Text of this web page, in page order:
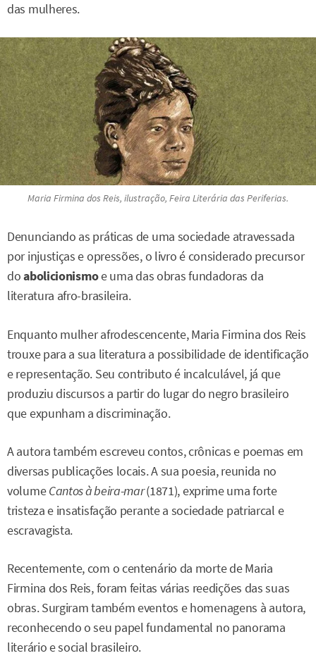
das mulheres.
Maria Firmina dos Reis, ilustração, Feira Literária das Periferias.
Denunciando as práticas de uma sociedade atravessada
por injustiças e opressões, o livro é considerado precursor
doabolicionismoe uma das obras fundadoras da
literatura afro-brasileira.
Enquanto mulher afrodescencente, Maria Firmina dos Reis
trouxe para a sua literatura a possibilidade de identificação
e representação. Seu contributo é incalculável, já que
produziu discursos a partir do lugar do negro brasileiro
que expunham a discriminação.
A autora também escreveu contos, crônicas e poemas em
diversas publicações locais. A sua poesia, reunida no
volumeCantos à beira-mar(1871), exprime uma forte
tristeza e insatisfação perante a sociedade patriarcal e
escravagista.
Recentemente, com o centenário da morte de Maria
Firmina dos Reis, foram feitas várias reedições das suas
obras. Surgiram também eventos e homenagens à autora,
reconhecendo o seu papel fundamental no panorama
literário e social brasileiro.